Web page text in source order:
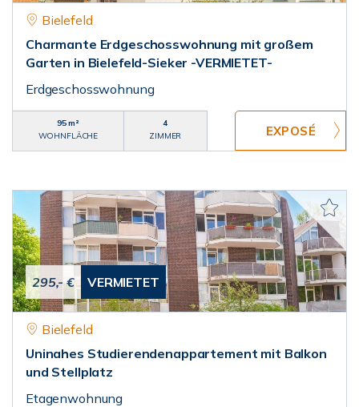
Bielefeld
Charmante Erdgeschosswohnung mit großem
Garten in Bielefeld-Sieker -VERMIETET-
Erdgeschosswohnung
95 m²
WOHNFLÄCHE
4
ZIMMER
295,- € VERMIETET
Bielefeld
Uninahes Studierendenappartement mit Balkon
und Stellplatz
Etagenwohnung